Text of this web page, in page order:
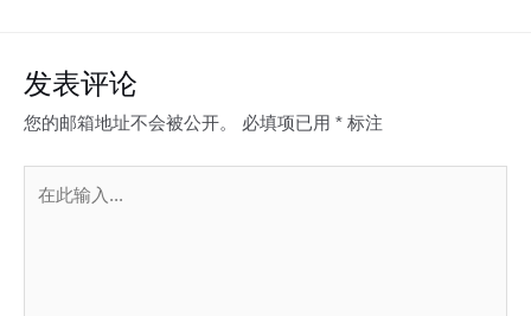
发表评论
您的邮箱地址不会被公开。 必填项已用 * 标注